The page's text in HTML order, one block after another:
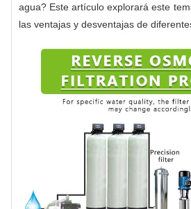
agua? Este artículo explorará este
las ventajas y desventajas de